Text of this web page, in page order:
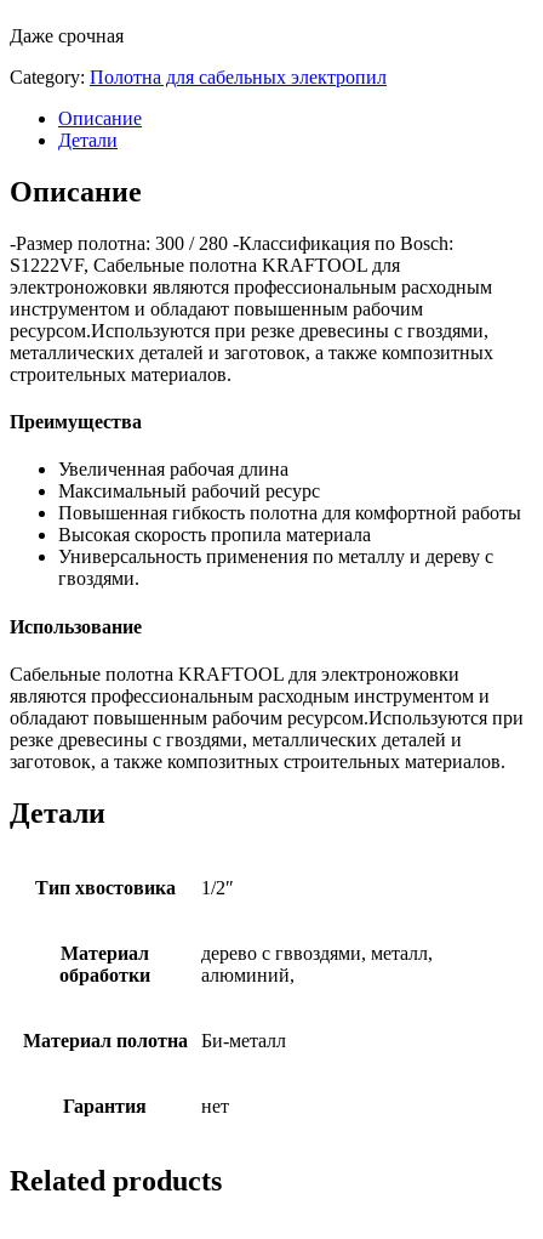
Даже срочная
Category: Полотна для сабельных электропил
Описание
Детали
Описание
-Размер полотна: 300 / 280 -Классификация по Bosch:
S1222VF, Сабельные полотна KRAFTOOL для
электроножовки являются профессиональным расходным
инструментом и обладают повышенным рабочим
ресурсом.Используются при резке древесины с гвоздями,
металлических деталей и заготовок, а также композитных
строительных материалов.
Преимущества
Увеличенная рабочая длина
Максимальный рабочий ресурс
Повышенная гибкость полотна для комфортной работы
Высокая скорость пропила материала
Универсальность применения по металлу и дереву с
гвоздями.
Использование
Сабельные полотна KRAFTOOL для электроножовки
являются профессиональным расходным инструментом и
обладают повышенным рабочим ресурсом.Используются при
резке древесины с гвоздями, металлических деталей и
заготовок, а также композитных строительных материалов.
Детали
Тип хвостовика 1/2″
Материал
обработки
дерево с гввоздями, металл,
алюминий,
Материал полотна Би-металл
Гарантия нет
Related products